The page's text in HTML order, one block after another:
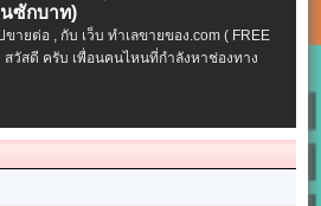
นซักบาท)
ายต่อ , กับ เว็บ ทำเลขายของ.com ( FREE
วัสดี ครับ เพื่อนคนไหนที่กำลังหาช่องทาง